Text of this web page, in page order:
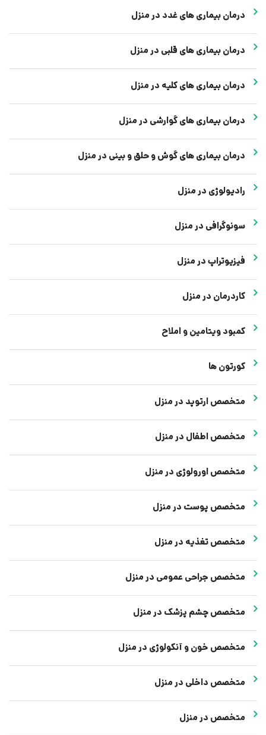
درمان بیماری های غدد در منزل
درمان بیماری های قلبی در منزل
درمان بیماری های کلیه در منزل
درمان بیماری های گوارشی در منزل
درمان بیماری های گوش و حلق و بینی در منزل
رادیولوژی در منزل
سونوگرافی در منزل
فیزیوتراپ در منزل
کاردرمان در منزل
کمبود ویتامین و املاح
کورتون ها
متخصص ارتوپد در منزل
متخصص اطفال در منزل
متخصص اورولوژی در منزل
متخصص پوست در منزل
متخصص تغذیه در منزل
متخصص جراحی عمومی در منزل
متخصص چشم پزشک در منزل
متخصص خون و آنکولوژی در منزل
متخصص داخلی در منزل
متخصص در منزل